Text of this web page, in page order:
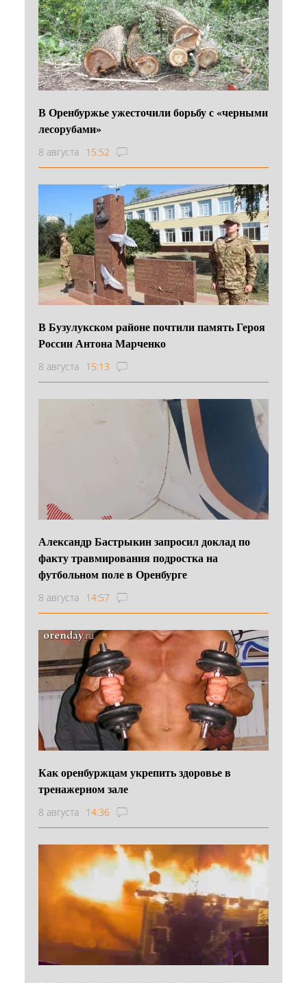
В Оренбуржье ужесточили борьбу с «черными
лесорубами»
8 августа 15:52
В Бузулукском районе почтили память Героя
России Антона Марченко
8 августа 15:13
Александр Бастрыкин запросил доклад по
факту травмирования подростка на
футбольном поле в Оренбурге
8 августа 14:57
Как оренбуржцам укрепить здоровье в
тренажерном зале
8 августа 14:36